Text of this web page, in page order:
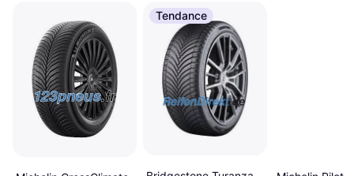
Tendance